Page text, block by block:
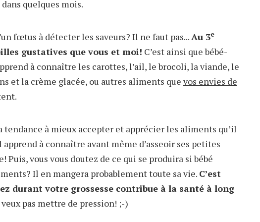
quelques mois.
fœtus à détecter les saveurs? Il ne faut pas...Au 3e
gustatives que vous et moi! C’est ainsi que bébé-
à connaître les carottes, l’ail, le brocoli, la viande, le
et la crème glacée, ou autres aliments que vos envies de
tendance à mieux accepter et apprécier les aliments qu’il
à connaître avant même d’asseoir ses petites
Puis, vous vous doutez de ce qui se produira si bébé
Il en mangera probablement toute sa vie. C’est
durant votre grossesse contribue à la santé à long
veux pas mettre de pression! ;-)